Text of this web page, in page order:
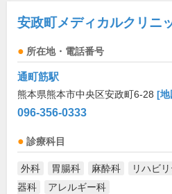
安政町メディカルクリニ
所在地・電話番号
通町筋駅
熊本県熊本市中央区安政町6-28 [地
096-356-0333
診療科目
外科 胃腸科 麻酔科 リハビ
器科
アレルギー科